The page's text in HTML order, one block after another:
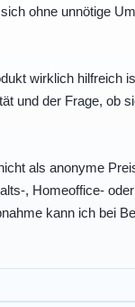
ohne unnötige
wirklich hilfreich
und der Frage, ob
als anonyme
, Homeoffice-
kann ich bei